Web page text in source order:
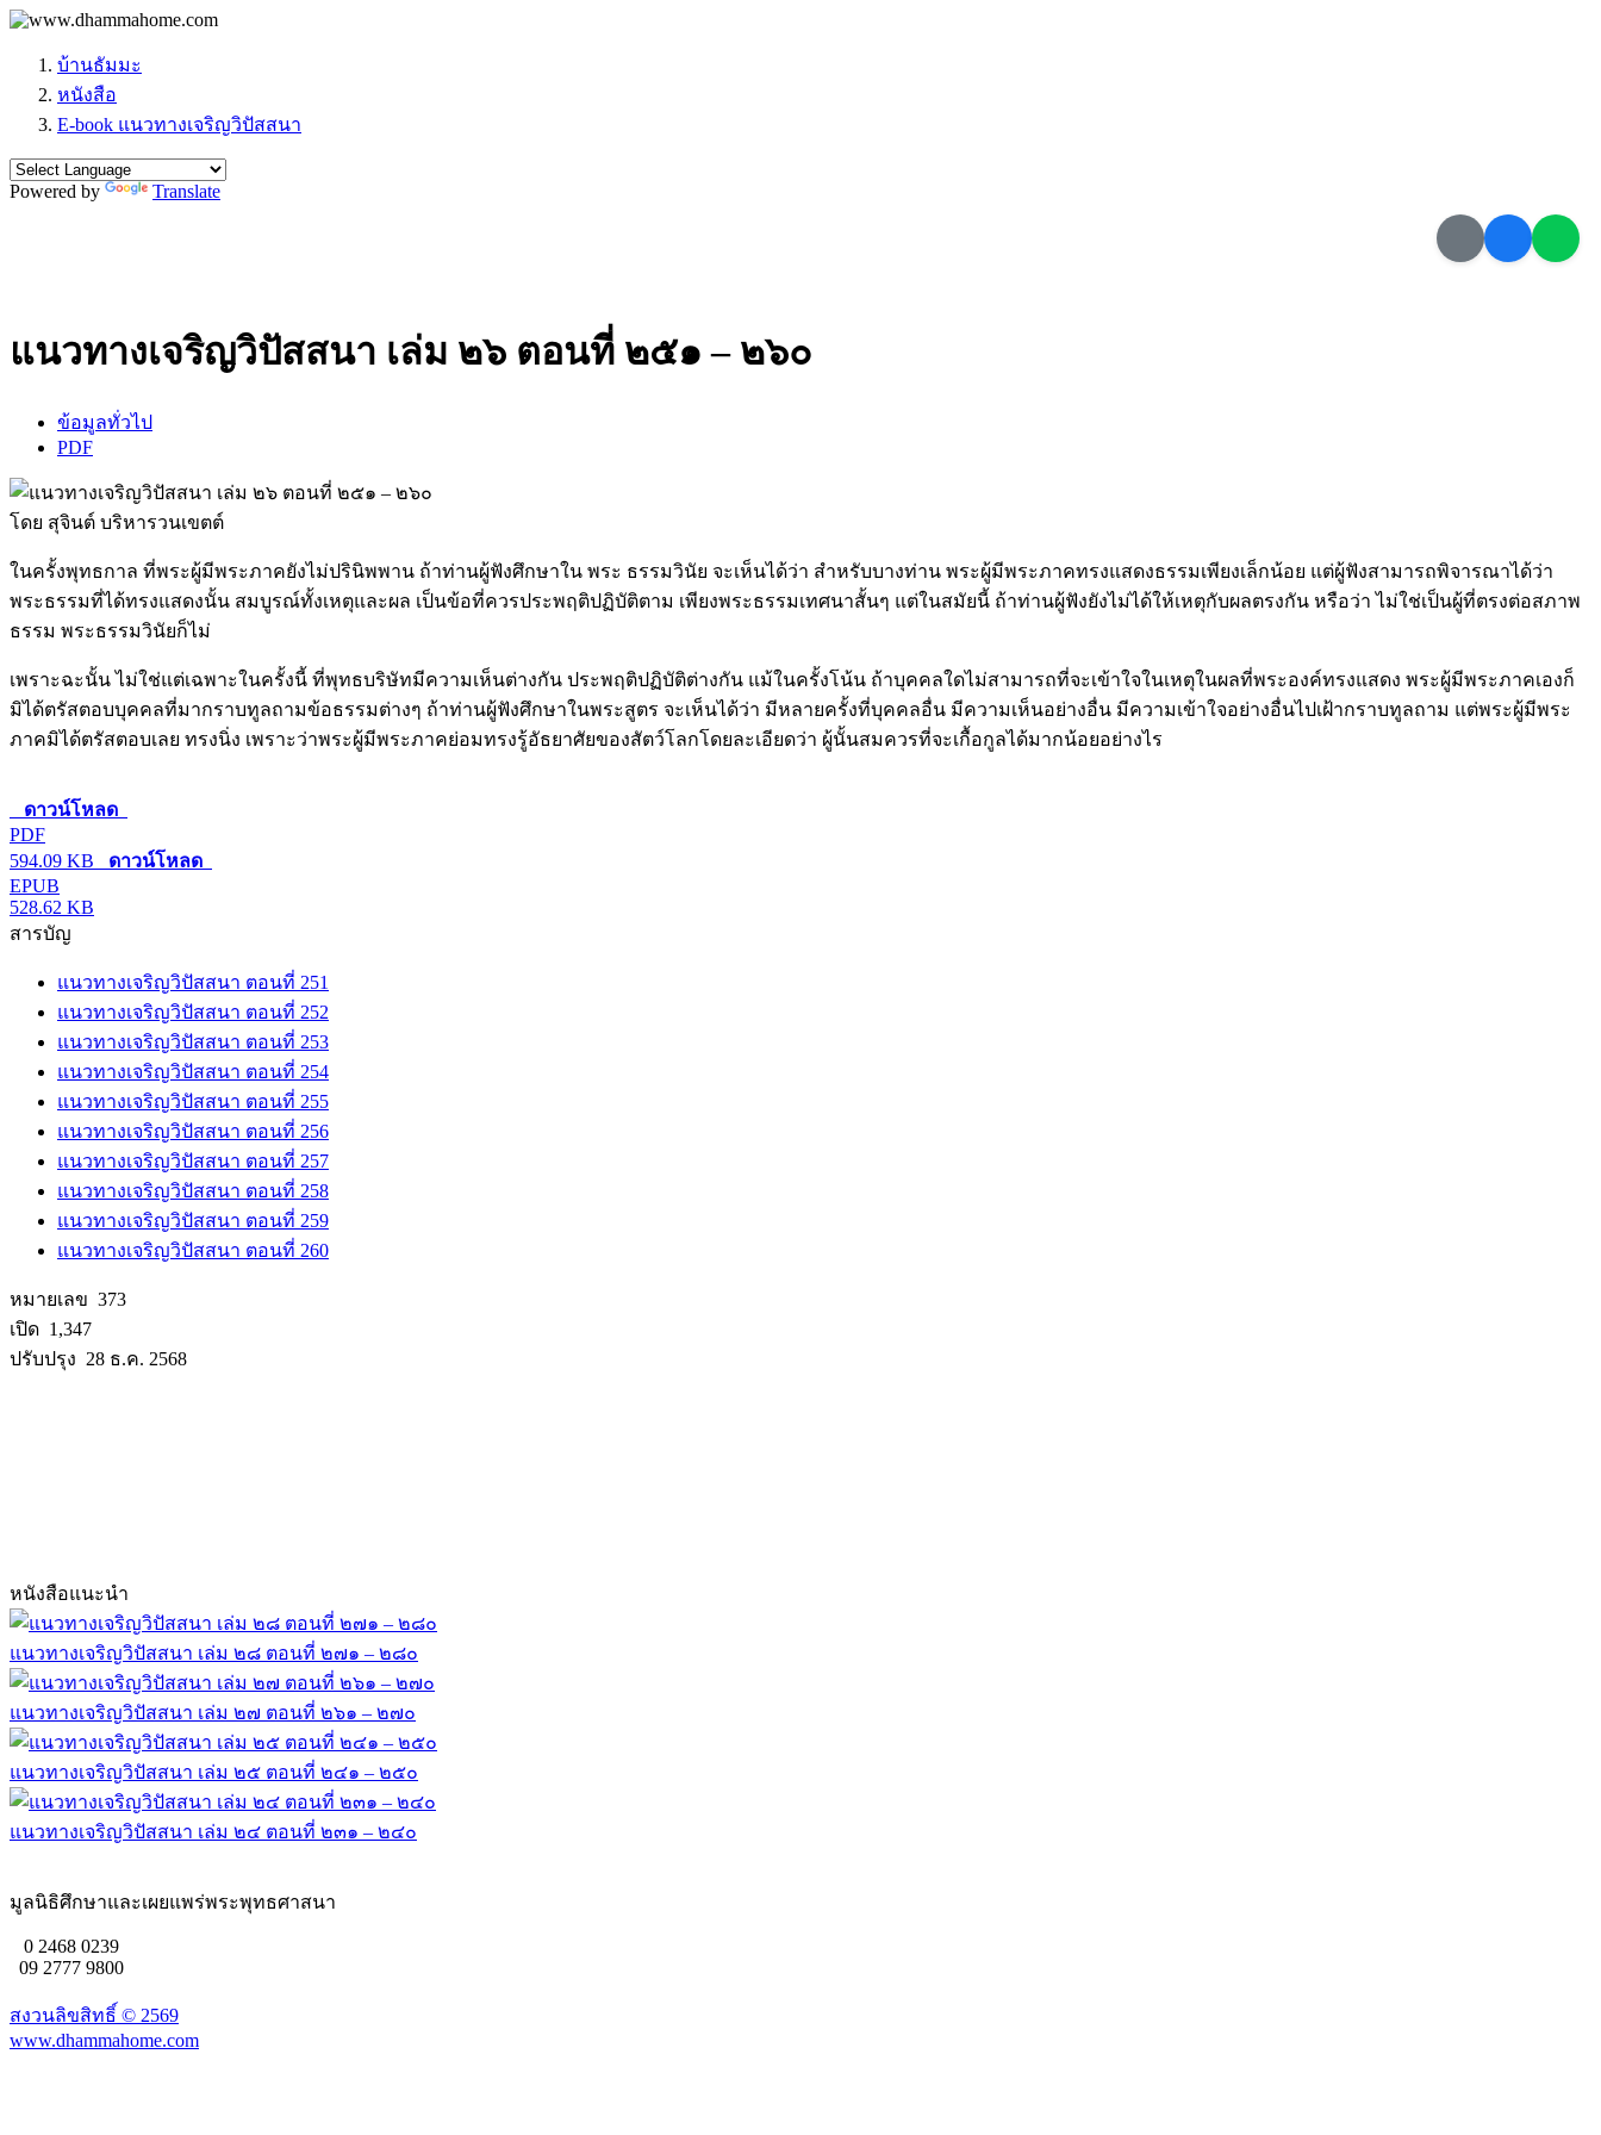
บ้านธัมมะ
หนังสือ
E-book แนวทางเจริญวิปัสสนา
Powered by Translate
แนวทางเจริญวิปัสสนา เล่ม ๒๖ ตอนที่ ๒๕๑ – ๒๖๐
ข้อมูลทั่วไป
PDF
โดย สุจินต์ บริหารวนเขตต์
ในครั้งพุทธกาล ที่พระผู้มีพระภาคยังไม่ปรินิพพาน ถ้าท่านผู้ฟังศึกษาใน พระ ธรรมวินัย จะเห็นได้ว่า สำหรับบางท่าน พระผู้มีพระภาคทรงแสดงธรรมเพียงเล็กน้อย แต่ผู้ฟังสามารถพิจารณาได้ว่า
พระธรรมที่ได้ทรงแสดงนั้น สมบูรณ์ทั้งเหตุและผล เป็นข้อที่ควรประพฤติปฏิบัติตาม เพียงพระธรรมเทศนาสั้นๆ แต่ในสมัยนี้ ถ้าท่านผู้ฟังยังไม่ได้ให้เหตุกับผลตรงกัน หรือว่า ไม่ใช่เป็นผู้ที่ตรงต่อสภาพ
ธรรม พระธรรมวินัยก็ไม่
เพราะฉะนั้น ไม่ใช่แต่เฉพาะในครั้งนี้ ที่พุทธบริษัทมีความเห็นต่างกัน ประพฤติปฏิบัติต่างกัน แม้ในครั้งโน้น ถ้าบุคคลใดไม่สามารถที่จะเข้าใจในเหตุในผลที่พระองค์ทรงแสดง พระผู้มีพระภาคเองก็
มิได้ตรัสตอบบุคคลที่มากราบทูลถามข้อธรรมต่างๆ ถ้าท่านผู้ฟังศึกษาในพระสูตร จะเห็นได้ว่า มีหลายครั้งที่บุคคลอื่น มีความเห็นอย่างอื่น มีความเข้าใจอย่างอื่นไปเฝ้ากราบทูลถาม แต่พระผู้มีพระ
ภาคมิได้ตรัสตอบเลย ทรงนิ่ง เพราะว่าพระผู้มีพระภาคย่อมทรงรู้อัธยาศัยของสัตว์โลกโดยละเอียดว่า ผู้นั้นสมควรที่จะเกื้อกูลได้มากน้อยอย่างไร
ดาวน์โหลด
PDF
594.09 KB ดาวน์โหลด
EPUB
528.62 KB
สารบัญ
แนวทางเจริญวิปัสสนา ตอนที่ 251
แนวทางเจริญวิปัสสนา ตอนที่ 252
แนวทางเจริญวิปัสสนา ตอนที่ 253
แนวทางเจริญวิปัสสนา ตอนที่ 254
แนวทางเจริญวิปัสสนา ตอนที่ 255
แนวทางเจริญวิปัสสนา ตอนที่ 256
แนวทางเจริญวิปัสสนา ตอนที่ 257
แนวทางเจริญวิปัสสนา ตอนที่ 258
แนวทางเจริญวิปัสสนา ตอนที่ 259
แนวทางเจริญวิปัสสนา ตอนที่ 260
หมายเลข 373
เปิด 1,347
ปรับปรุง 28 ธ.ค. 2568
หนังสือแนะนำ
แนวทางเจริญวิปัสสนา เล่ม ๒๘ ตอนที่ ๒๗๑ – ๒๘๐
แนวทางเจริญวิปัสสนา เล่ม ๒๗ ตอนที่ ๒๖๑ – ๒๗๐
แนวทางเจริญวิปัสสนา เล่ม ๒๕ ตอนที่ ๒๔๑ – ๒๕๐
แนวทางเจริญวิปัสสนา เล่ม ๒๔ ตอนที่ ๒๓๑ – ๒๔๐
มูลนิธิศึกษาและเผยแพร่พระพุทธศาสนา
0 2468 0239
09 2777 9800
สงวนลิขสิทธิ์ © 2569
www.dhammahome.com